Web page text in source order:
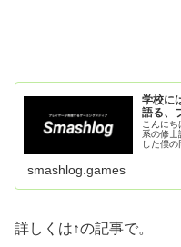
学校に
語る、
こんにち
系の修
した僕
smashlog.games
詳しくは↑の記事で。